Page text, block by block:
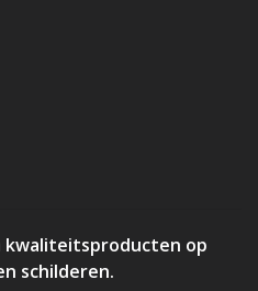
kwaliteitsproducten op
schilderen.